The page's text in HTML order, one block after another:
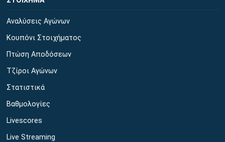
Αναλύσεις Αγώνων
Κουπόνι Στοιχήματος
Πτώση Αποδόσεων
Τζίροι Αγώνων
Στατιστικά
Βαθμολογίες
Livescores
Live Streaming